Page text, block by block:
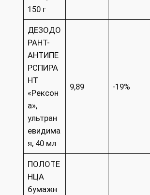
150 г
ДЕЗОДО
РАНТ-
АНТИПЕ
РСПИРА
НТ
«Рексон
а»,
ультран
евидима
я, 40 мл
9,89 -19%
ПОЛОТЕ
НЦА
бумажн